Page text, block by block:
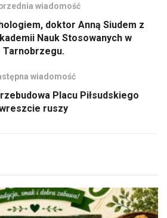
wiadomość
doktor Anną Siudem z
Nauk Stosowanych w
Tarnobrzegu.
wiadomość
Placu Piłsudskiego
ruszy